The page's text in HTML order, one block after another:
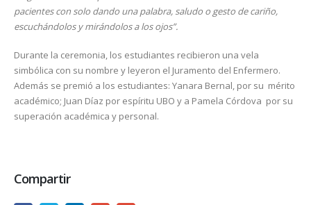
pacientes con solo dando una palabra, saludo o gesto de cariño,
escuchándolos y mirándolos a los ojos”.
Durante la ceremonia, los estudiantes recibieron una vela
simbólica con su nombre y leyeron el Juramento del Enfermero.
Además se premió a los estudiantes: Yanara Bernal, por su mérito
académico; Juan Díaz por espíritu UBO y a Pamela Córdova por su
superación académica y personal.
Compartir